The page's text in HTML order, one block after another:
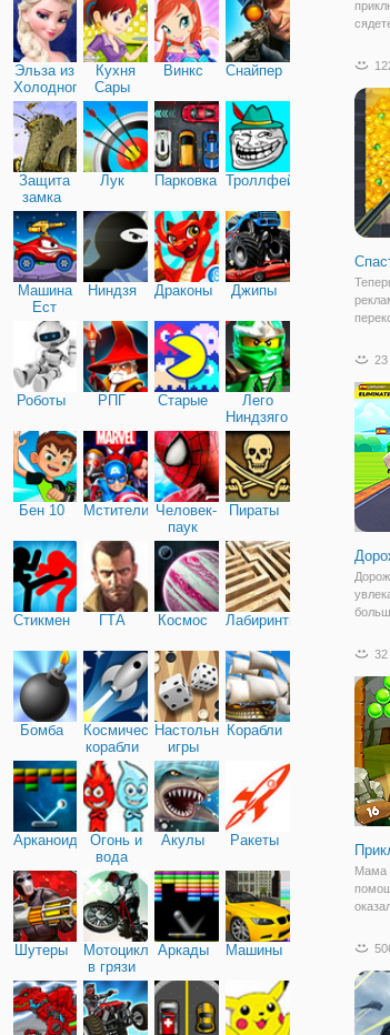
Эльза из
Холодного
сердца
Кухня
Сары
Винкс Снайпер
Защита
замка
Лук Парковка Троллфейс
Машина
Ест
Машину
Ниндзя Драконы Джипы
Роботы РПГ Старые
Лего
Ниндзяго
Бен 10 Мстители Человек-
паук
Пираты
Стикмен ГТА Космос Лабиринты
Бомба
Космические
корабли
Настольные
игры
Корабли
Арканоид
Огонь и
вода
Акулы Ракеты
Шутеры
Мотоциклы
в грязи
Аркады Машины
и
23
чтобы
32
Мама